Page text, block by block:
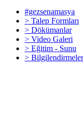
#gezsenamasya
> Talep Formları
> Dökümanlar
> Video Galeri
> Eğitim - Sunu
> Bilgilendirmeler